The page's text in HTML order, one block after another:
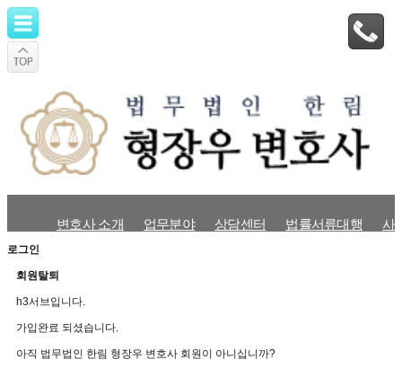
변호사 소개 업무분야 상담센터 법률서류대행 사
로그인
회원탈퇴
h3서브입니다.
가입완료 되셨습니다.
아직 법무법인 한림 형장우 변호사 회원이 아니십니까?